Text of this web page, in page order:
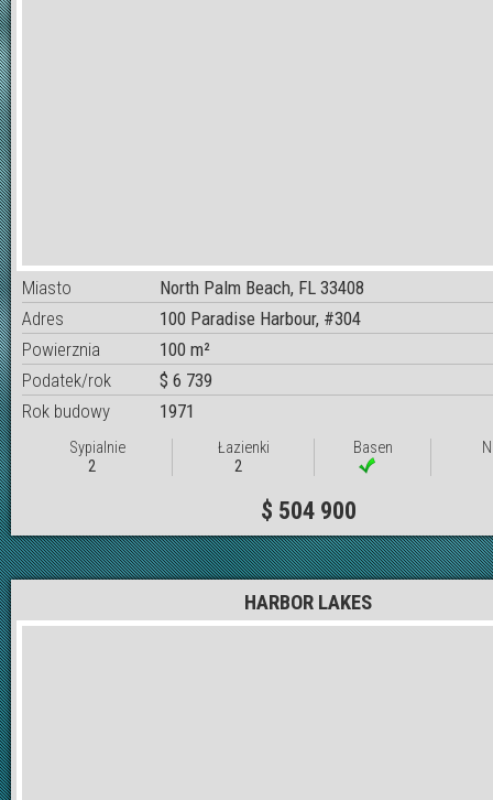
Miasto
North Palm Beach, FL 33408
Adres
100 Paradise Harbour, #304
Powierznia
100 m²
Podatek/rok
$ 6 739
Rok budowy
1971
Sypialnie
2
Łazienki
2
Basen
$ 504 900
HARBOR LAKES